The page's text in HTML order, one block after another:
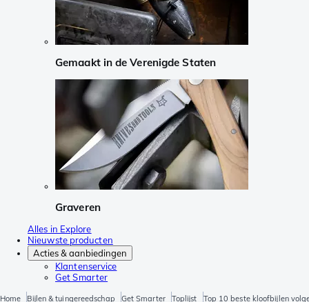
Gemaakt in de Verenigde Staten
Graveren
Alles in Explore
Nieuwste producten
Acties & aanbiedingen
Klantenservice
Get Smarter
Home Bijlen & tuingereedschap Get Smarter Toplijst Top 10 beste kloofbijlen